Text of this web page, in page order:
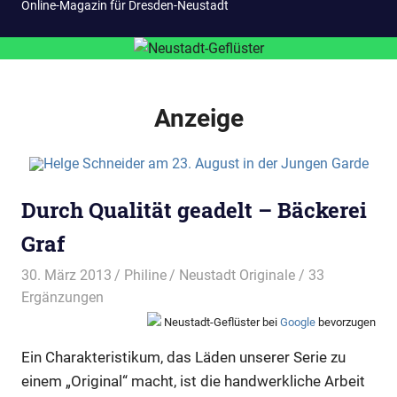
Online-Magazin für Dresden-Neustadt
Anzeige
Durch Qualität geadelt – Bäckerei
Graf
30. März 2013 Philine Neustadt Originale / 33
Ergänzungen
Neustadt-Geflüster bei Google bevorzugen
Ein Charakteristikum, das Läden unserer Serie zu
einem „Original“ macht, ist die handwerkliche Arbeit